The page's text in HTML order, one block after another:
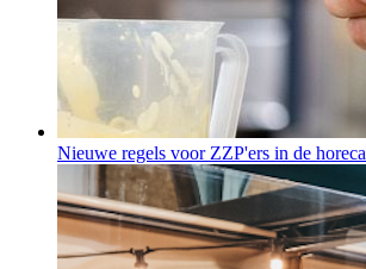
Nieuwe regels voor ZZP'ers in de horeca